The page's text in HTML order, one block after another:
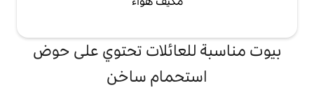
تحتوي على حوض